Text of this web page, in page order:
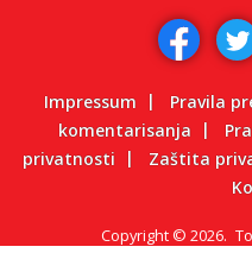
Impressum Pravila
komentarisanja
privatnosti
Zaštita
Copyright © 2026.